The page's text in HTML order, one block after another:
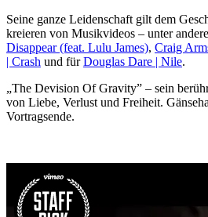
Seine ganze Leidenschaft gilt dem
kreieren von Musikvideos – unter
Disappear (feat. Lulu James), Craig
| Crash und fürDouglas Dare | Nile.
„The Devision Of Gravity” – sein
von Liebe, Verlust und Freiheit.
Vortragsende.